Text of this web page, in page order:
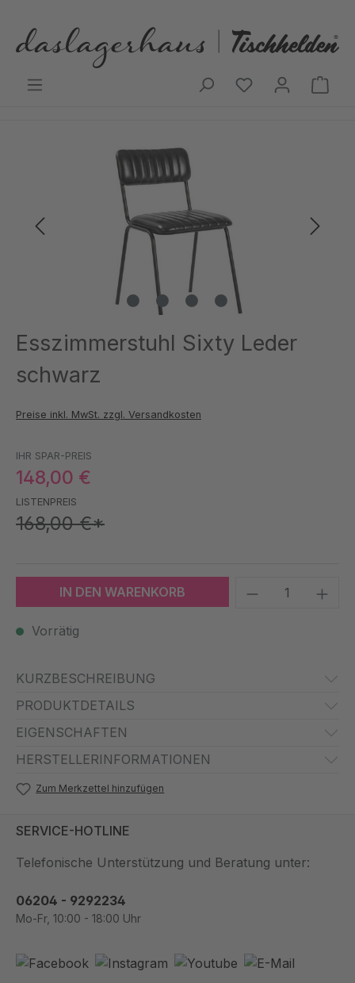
Bildergalerie überspringen
Esszimmerstuhl Sixty Leder
schwarz
Preise inkl. MwSt. zzgl. Versandkosten
IHR SPAR-PREIS
148,00 €
LISTENPREIS
168,00 €*
IN DEN WARENKORB Produkt
Vorrätig
KURZBESCHREIBUNG
PRODUKTDETAILS
EIGENSCHAFTEN
HERSTELLERINFORMATIONEN
Zum Merkzettel hinzufügen
SERVICE-HOTLINE
Telefonische Unterstützung und Beratung unter:
06204 - 9292234
Mo-Fr, 10:00 - 18:00 Uhr